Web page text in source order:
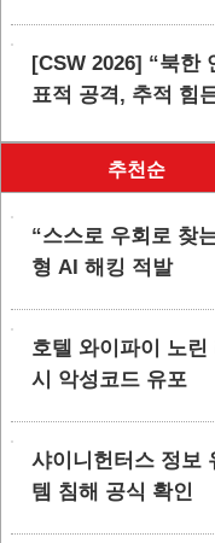
[CSW 2026] “북한
표적 공격, 추적 힘
추천순
“스스로 우회로 찾
형 AI 해킹 적발
호텔 와이파이 노
시 악성코드 유포
샤이니헌터스 정보
템 침해 공식 확인